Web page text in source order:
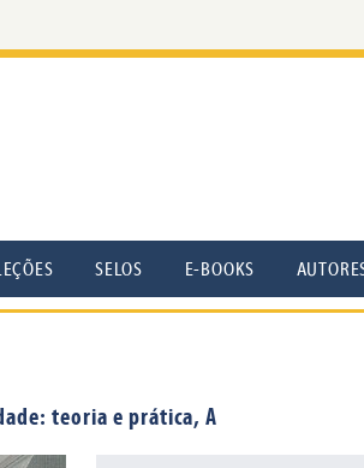
SELOS E-BOOKS
teoria e prática, A